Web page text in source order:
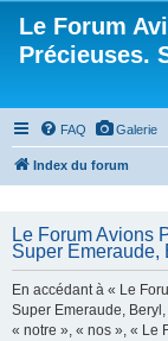
Le Forum
Précieuses.
FAQ Galerie
Index du forum
Le Forum Avions
Super Emeraude,
En accédant à « Le
Super Emeraude,
« notre », « nos », « Le